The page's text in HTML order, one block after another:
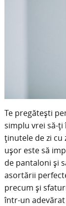
Te pregătești
simplu vrei să-
ținutele de zi cu
ușor este să
de pantaloni și
asortării
precum și
într-un